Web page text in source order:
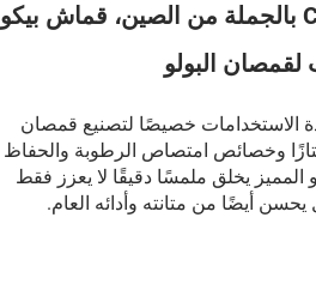
قماش مخططات CVC بالجملة من الصين، قماش بيكو
البولو
الاستخدامات خصيصًا لتصنيع قمصان
وخصائص امتصاص الرطوبة والحفاظ
يخلق ملمسًا دقيقًا لا يعزز فقط
أيضًا من متانته وأدائه العام.